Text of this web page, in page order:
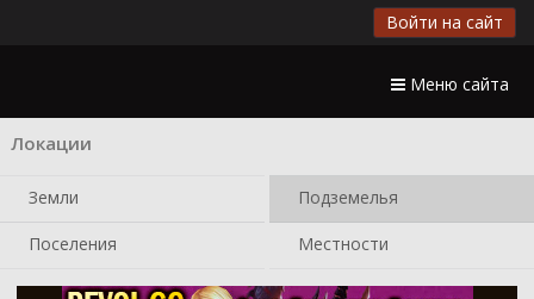
Войти на сайт
Меню сайта
Локации
Земли Подземелья
Поселения Местности